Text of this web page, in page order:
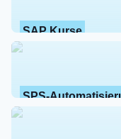
SAP Kurse
SPS-